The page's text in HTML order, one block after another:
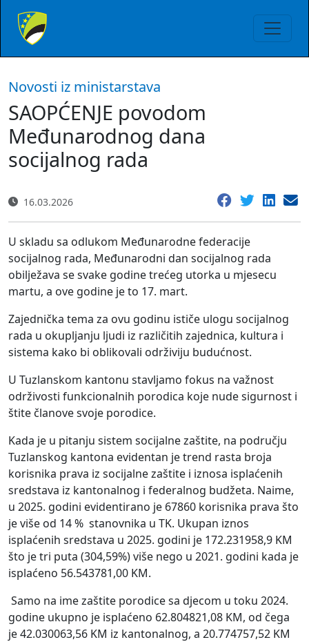
Novosti iz ministarstava
SAOPĆENJE povodom
Međunarodnog dana
socijalnog rada
16.03.2026
U skladu sa odlukom Međunarodne federacije
socijalnog rada, Međunarodni dan socijalnog rada
obilježava se svake godine trećeg utorka u mjesecu
martu, a ove godine je to 17. mart.
Zajednička tema za ovu godinu ističe ulogu socijalnog
rada u okupljanju ljudi iz različitih zajednica, kultura i
sistema kako bi oblikovali održiviju budućnost.
U Tuzlanskom kantonu stavljamo fokus na važnost
održivosti funkcionalnih porodica koje nude sigurnost i
štite članove svoje porodice.
Kada je u pitanju sistem socijalne zaštite, na području
Tuzlanskog kantona evidentan je trend rasta broja
korisnika prava iz socijalne zaštite i iznosa isplaćenih
sredstava iz kantonalnog i federalnog budžeta. Naime,
u 2025. godini evidentirano je 67860 korisnika prava što
je više od 14 % stanovnika u TK. Ukupan iznos
isplaćenih sredstava u 2025. godini je 172.231958,9 KM
što je tri puta (304,59%) više nego u 2021. godini kada je
isplaćeno 56.543781,00 KM.
Samo na ime zaštite porodice sa djecom u toku 2024.
godine ukupno je isplaćeno 62.804821,08 KM, od čega
je 42.030063,56 KM iz kantonalnog, a 20.774757,52 KM